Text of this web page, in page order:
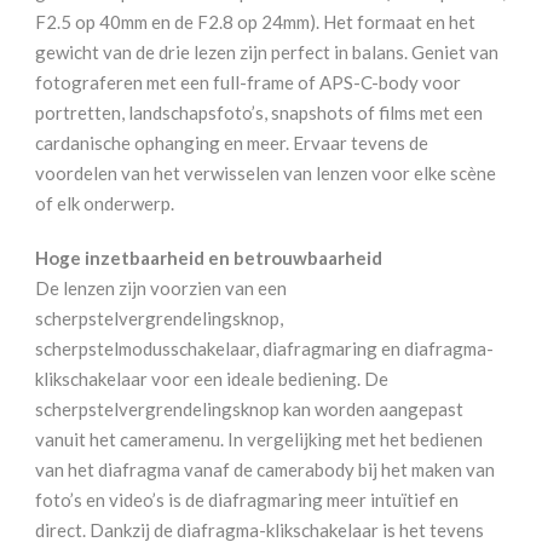
F2.5 op 40mm en de F2.8 op 24mm). Het formaat en het
gewicht van de drie lezen zijn perfect in balans. Geniet van
fotograferen met een full-frame of APS-C-body voor
portretten, landschapsfoto’s, snapshots of films met een
cardanische ophanging en meer. Ervaar tevens de
voordelen van het verwisselen van lenzen voor elke scène
of elk onderwerp.
Hoge inzetbaarheid en betrouwbaarheid
De lenzen zijn voorzien van een
scherpstelvergrendelingsknop,
scherpstelmodusschakelaar, diafragmaring en diafragma-
klikschakelaar voor een ideale bediening. De
scherpstelvergrendelingsknop kan worden aangepast
vanuit het cameramenu. In vergelijking met het bedienen
van het diafragma vanaf de camerabody bij het maken van
foto’s en video’s is de diafragmaring meer intuïtief en
direct. Dankzij de diafragma-klikschakelaar is het tevens